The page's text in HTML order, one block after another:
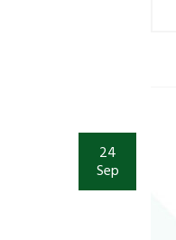
24
Sep